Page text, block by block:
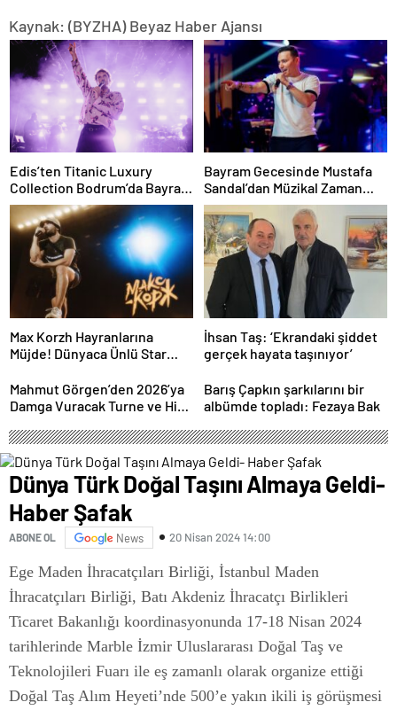
Kaynak: (BYZHA) Beyaz Haber Ajansı
Edis’ten Titanic Luxury
Collection Bodrum’da Bayram
Gecesine Damga Vuran
Performans
Bayram Gecesinde Mustafa
Sandal’dan Müzikal Zaman
Yolculuğu
Max Korzh Hayranlarına
Müjde! Dünyaca Ünlü Star
Performansla Hayranlarıyla
Buluşuyor
İhsan Taş: ‘Ekrandaki şiddet
gerçek hayata taşınıyor’
Mahmut Görgen’den 2026’ya
Damga Vuracak Turne ve Hit
Barış Çapkın şarkılarını bir
albümde topladı: Fezaya Bak
Dünya Türk Doğal Taşını Almaya Geldi-
Haber Şafak
ABONE OL News 20 Nisan 2024 14:00
Ege Maden İhracatçıları Birliği, İstanbul Maden
İhracatçıları Birliği, Batı Akdeniz İhracatçı Birlikleri
Ticaret Bakanlığı koordinasyonunda 17-18 Nisan 2024
tarihlerinde Marble İzmir Uluslararası Doğal Taş ve
Teknolojileri Fuarı ile eş zamanlı olarak organize ettiği
Doğal Taş Alım Heyeti’nde 500’e yakın ikili iş görüşmesi